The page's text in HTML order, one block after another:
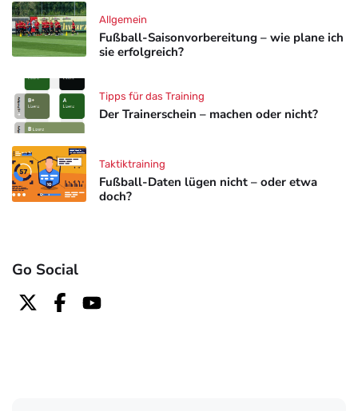
Fußball-Saisonvorbereitung – wie plane ich
sie erfolgreich?
Allgemein
Der Trainerschein – machen oder nicht?
Tipps für das Training
Fußball-Daten lügen nicht – oder etwa
doch?
Taktiktraining
Go Social